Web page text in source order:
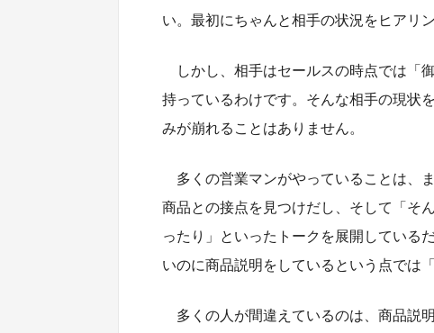
い。最初にちゃんと相手の状況をヒアリ
しかし、相手はセールスの時点では「
持っているわけです。そんな相手の現状
みが崩れることはありません。
多くの営業マンがやっていることは、
商品との接点を見つけだし、そして「そ
ったり」といったトークを展開している
いのに商品説明をしているという点では
多くの人が間違えているのは、商品説